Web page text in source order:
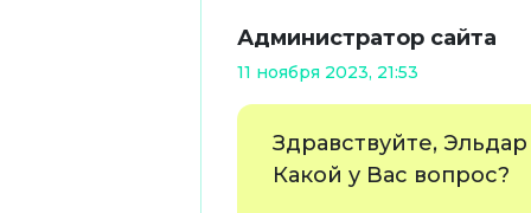
Администратор сайта
11 ноября 2023, 21:53
Здравствуйте, Эльдар
Какой у Вас вопрос?